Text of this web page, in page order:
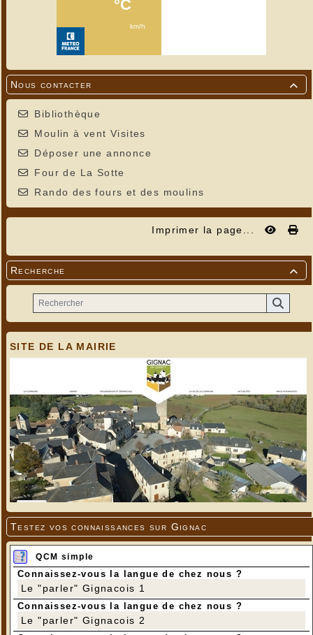

Nous contacter
Bibliothèque
Moulin à vent Visites
Déposer une annonce
Four de La Sotte
Rando des fours et des moulins
Imprimer la page...

Recherche
SITE DE LA MAIRIE
Testez vos connaissances sur Gignac
QCM simple
Connaissez-vous la langue de chez nous ?
Le "parler" Gignacois 1
Connaissez-vous la langue de chez nous ?
Le "parler" Gignacois 2